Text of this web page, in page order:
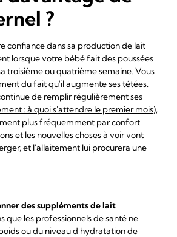
?
confiance dans sa production de lait
lorsque votre bébé fait des poussées
troisième ou quatrième semaine. Vous
du fait qu'il augmente ses tétées.
de remplir régulièrement ses
: à quoi s'attendre le premier mois),
plus fréquemment par confort.
et les nouvelles choses à voir vont
et l'allaitement lui procurera une
des suppléments de lait
que les professionnels de santé ne
ou du niveau d'hydratation de